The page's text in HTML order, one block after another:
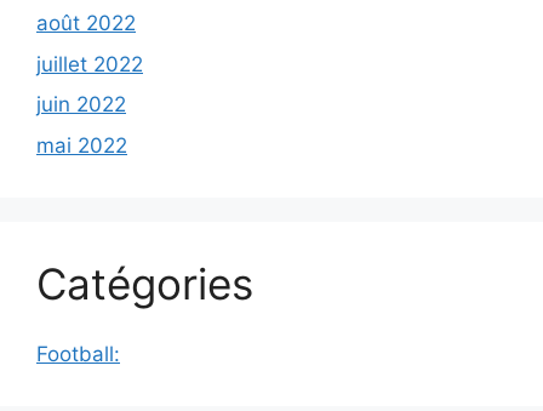
août 2022
juillet 2022
juin 2022
mai 2022
Catégories
Football: